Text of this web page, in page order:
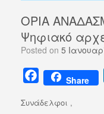
ΟΡΙΑ
Ψηφιακό
Posted on 5
F
c
Share
Συνάδελφοι ,